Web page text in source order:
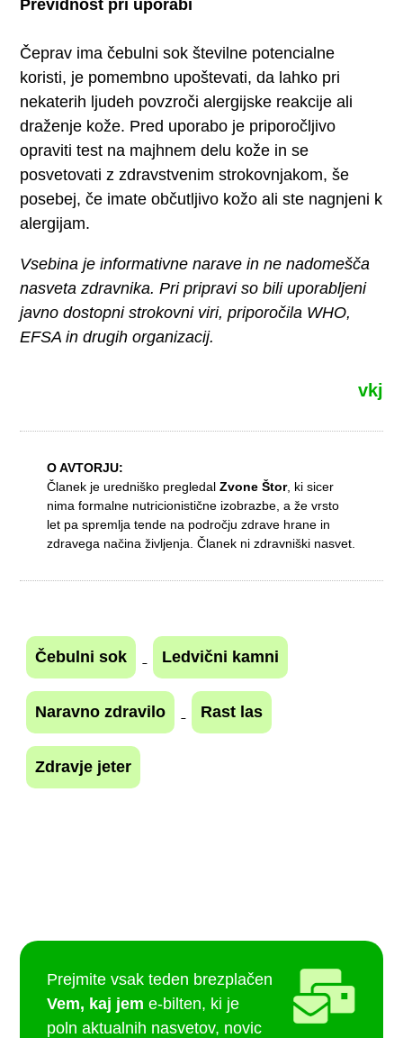
Previdnost pri uporabi
Čeprav ima čebulni sok številne potencialne
koristi, je pomembno upoštevati, da lahko pri
nekaterih ljudeh povzroči alergijske reakcije ali
draženje kože. Pred uporabo je priporočljivo
opraviti test na majhnem delu kože in se
posvetovati z zdravstvenim strokovnjakom, še
posebej, če imate občutljivo kožo ali ste nagnjeni k
alergijam.
Vsebina je informativne narave in ne nadomešča
nasveta zdravnika. Pri pripravi so bili uporabljeni
javno dostopni strokovni viri, priporočila WHO,
EFSA in drugih organizacij.
vkj
O AVTORJU:
Članek je uredniško pregledalZvone Štor, ki sicer
nima formalne nutricionistične izobrazbe, a že vrsto
let pa spremlja tende na področju zdrave hrane in
zdravega načina življenja. Članek ni zdravniški nasvet.
Čebulni sok Ledvični kamni
Naravno zdravilo Rast las
Zdravje jeter
Prejmite vsak teden brezplačen
Vem, kaj jem e-bilten, ki je
poln aktualnih nasvetov, novic